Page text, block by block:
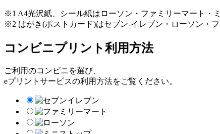
※1 A4光沢紙、シール紙はローソン・ファミリーマート・
※2 はがき(ポストカード)はセブン-イレブン・ローソン・
コンビニプリント利用方法
ご利用のコンビニを選び、
eプリントサービスの利用方法をご覧ください。